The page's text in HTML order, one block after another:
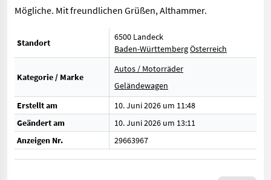
Mögliche. Mit freundlichen Grüßen, Althammer.
Standort
6500 Landeck
Baden-WürttembergÖsterreich
Kategorie / Marke
Autos / Motorräder
Geländewagen
Erstellt am
10. Juni 2026 um 11:48
Geändert am
10. Juni 2026 um 13:11
Anzeigen Nr.
29663967